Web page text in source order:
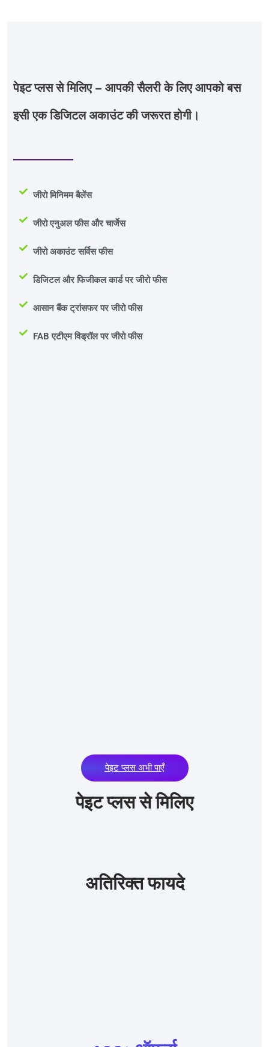
Home जहाँ जीरो बढ़ते हैं, फीस को कहें अलविदा!
पेइट प्लस से मिलिए – आपकी सैलरी के लिए आपको बस
इसी एक डिजिटल अकाउंट की जरूरत होगी।
जीरो मिनिमम बैलेंस
जीरो एनुअल फीस और चार्जेस
जीरो अकाउंट सर्विस फीस
डिजिटल और फिजीकल कार्ड पर जीरो फीस
आसान बैंक ट्रांसफर पर जीरो फीस
FAB एटीएम विड्रॉल पर जीरो फीस
पेइट प्लस अभी पाएँ
पेइट प्लस से मिलिए
अतिरिक्त फायदे